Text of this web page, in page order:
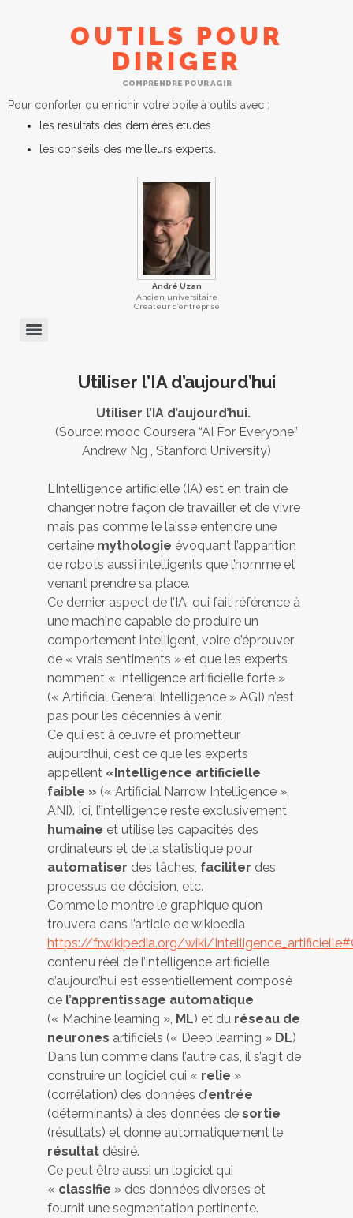
OUTILS POUR
DIRIGER
COMPRENDRE POUR AGIR
Pour conforter ou enrichir votre boite à outils avec :
les résultats des dernières études
les conseils des meilleurs experts.
André Uzan
Ancien universitaire
Créateur d’entreprise
Utiliser l’IA d’aujourd’hui
Utiliser l’IA d’aujourd’hui.
(Source: mooc Coursera “AI For Everyone”
Andrew Ng , Stanford University)
L’Intelligence artificielle (IA) est en train de
changer notre façon de travailler et de vivre
mais pas comme le laisse entendre une
certaine mythologie évoquant l’apparition
de robots aussi intelligents que l’homme et
venant prendre sa place.
Ce dernier aspect de l’IA, qui fait référence à
une machine capable de produire un
comportement intelligent, voire d’éprouver
de « vrais sentiments » et que les experts
nomment « Intelligence artificielle forte »
(« Artificial General Intelligence » AGI) n’est
pas pour les décennies à venir.
Ce qui est à œuvre et prometteur
aujourd’hui, c’est ce que les experts
appellent «Intelligence artificielle
faible » (« Artificial Narrow Intelligence »,
ANI). Ici, l’intelligence reste exclusivement
humaine et utilise les capacités des
ordinateurs et de la statistique pour
automatiser des tâches, faciliter des
processus de décision, etc.
Comme le montre le graphique qu’on
trouvera dans l’article de wikipedia
https://fr.wikipedia.org/wiki/
contenu réel de l’intelligence artificielle
d’aujourd’hui est essentiellement composé
de l’apprentissage automatique
(« Machine learning », ML) et du réseau de
neurones artificiels (« Deep learning » DL)
Dans l’un comme dans l’autre cas, il s’agit de
construire un logiciel qui « relie »
(corrélation) des données d’entrée
(déterminants) à des données de sortie
(résultats) et donne automatiquement le
résultat désiré.
Ce peut être aussi un logiciel qui
« classifie » des données diverses et
fournit une segmentation pertinente.